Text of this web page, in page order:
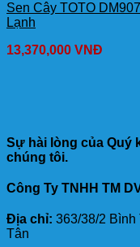
Sen Cây TOTO
Lạnh
13,370,000 VNĐ
Sự hài lòng của Quý
chúng tôi.
Công Ty TNHH TM
Địa chỉ: 363/38/2 Bình
Tân